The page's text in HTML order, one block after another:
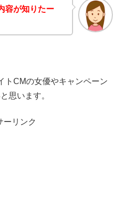
容が知りたー
トCMの女優やキャンペーン
思います。
ーリンク